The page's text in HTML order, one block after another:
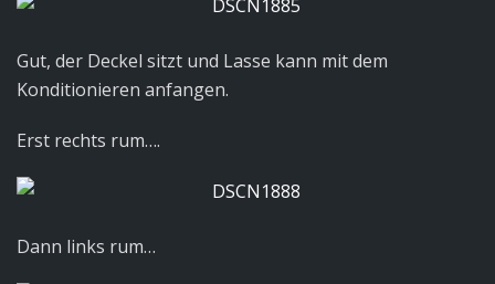
Gut, der Deckel sitzt und Lasse kann mit dem
Konditionieren anfangen.
Erst rechts rum….
Dann links rum…